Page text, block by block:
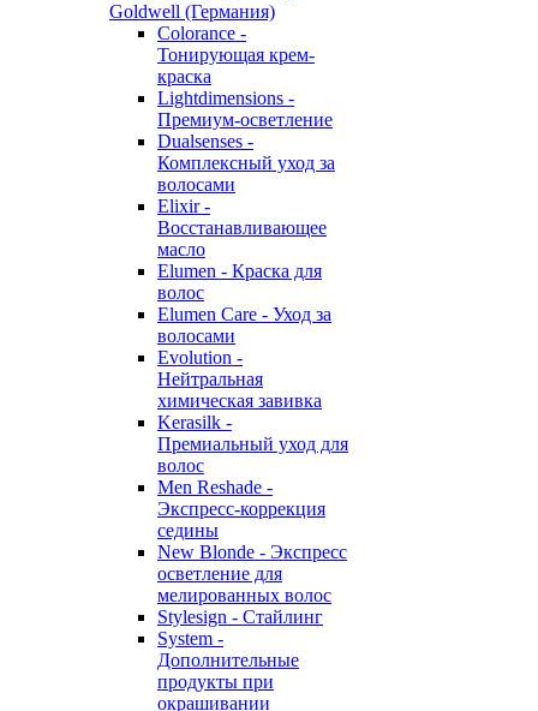
Goldwell (Германия)
Colorance -
Тонирующая крем-
краска
Lightdimensions -
Премиум-осветление
Dualsenses -
Комплексный уход за
волосами
Elixir -
Восстанавливающее
масло
Elumen - Краска для
волос
Elumen Care - Уход за
волосами
Evolution -
Нейтральная
химическая завивка
Kerasilk -
Премиальный уход для
волос
Men Reshade -
Экспресс-коррекция
седины
New Blonde - Экспресс
осветление для
мелированных волос
Stylesign - Стайлинг
System -
Дополнительные
продукты при
окрашивании